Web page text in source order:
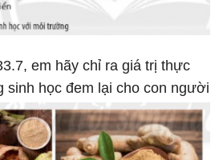
em hãy chỉ ra giá trị thực
sinh học đem lại cho con người